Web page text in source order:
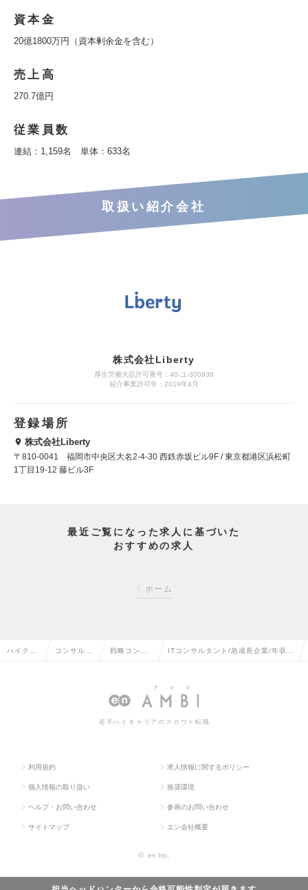
資本金
20億1800万円（資本剰余金を含む）
売上高
270.7億円
従業員数
連結：1,159名 単体：633名
取扱い紹介会社
株式会社Liberty
厚生労働大臣許可番号：40-ユ-300938
紹介事業許可年：2019年4月
登録場所
株式会社Liberty
〒810-0041 福岡市中央区大名2-4-30 西鉄赤坂ビル9F / 東京都港区浜松町
1丁目19-12 藤ビル3F
最近ご覧になった求人に基づいた
おすすめの求人
ホーム
ハイクラ コンサルタ 戦略コンサ
転職
ITコンサルタント/急成長企業/年収1
情報
若手ハイキャリアのスカウト転職
利用規約 求人情報に関するポリシー
個人情報の取り扱い 推奨環境
ヘルプ・お問い合わせ 参画のお問い合わせ
サイトマップ エン会社概要
© en Inc.